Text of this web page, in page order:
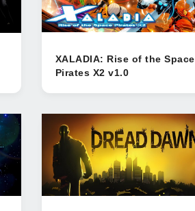
XALADIA: Rise of the Space
Pirates X2 v1.0